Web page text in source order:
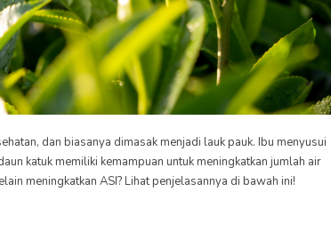
dan biasanya dimasak menjadi lauk pauk. Ibu menyusui
katuk memiliki kemampuan untuk meningkatkan jumlah air
meningkatkan ASI? Lihat penjelasannya di bawah ini!